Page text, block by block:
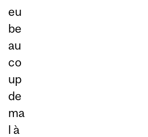
eu
be
au
co
up
de
ma
l à